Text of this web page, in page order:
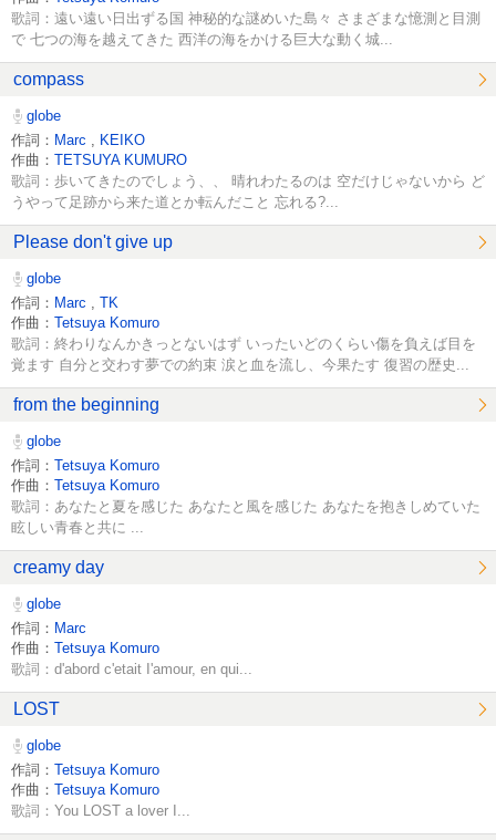
歌詞：遠い遠い日出ずる国 神秘的な謎めいた島々 さまざまな憶測と目測
で 七つの海を越えてきた 西洋の海をかける巨大な動く城...
compass
globe
作詞： Marc
KEIKO
作曲： TETSUYA KUMURO
歌詞：歩いてきたのでしょう、、 晴れわたるのは 空だけじゃないから ど
うやって足跡から来た道とか転んだこと 忘れる?...
Please don't give up
globe
作詞： Marc
TK
作曲： Tetsuya Komuro
歌詞：終わりなんかきっとないはず いったいどのくらい傷を負えば目を
覚ます 自分と交わす夢での約束 涙と血を流し、今果たす 復習の歴史...
from the beginning
globe
作詞： Tetsuya Komuro
作曲： Tetsuya Komuro
歌詞：あなたと夏を感じた あなたと風を感じた あなたを抱きしめていた
眩しい青春と共に ...
creamy day
globe
作詞： Marc
作曲： Tetsuya Komuro
歌詞：d'abord c'etait I'amour, en qui...
LOST
globe
作詞： Tetsuya Komuro
作曲： Tetsuya Komuro
歌詞：You LOST a lover I...